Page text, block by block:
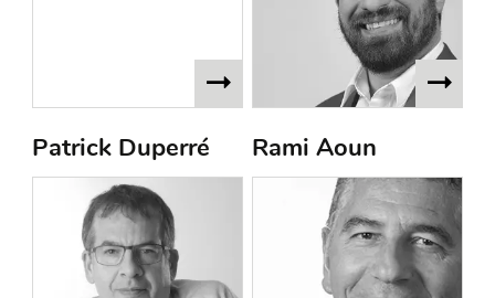
Patrick Duperré Rami Aoun